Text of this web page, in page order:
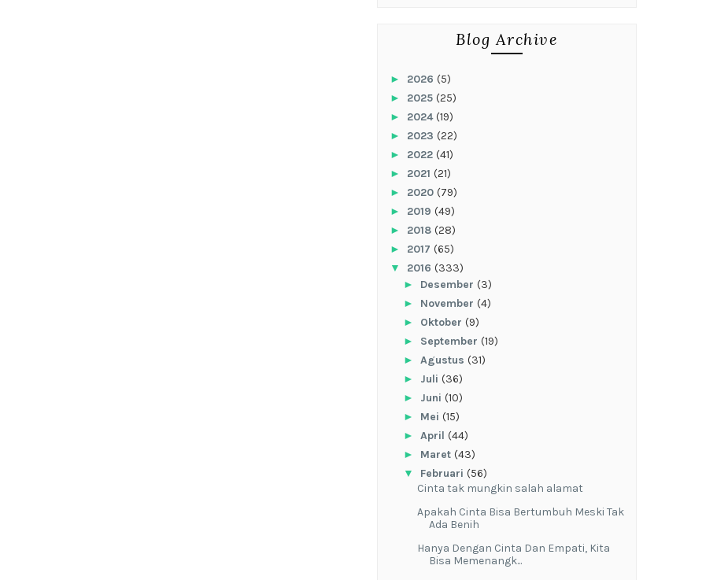
Blog Archive
► 2026 (5)
► 2025 (25)
► 2024(19)
► 2023 (22)
► 2022 (41)
► 2021 (21)
► 2020 (79)
► 2019 (49)
► 2018 (28)
► 2017 (65)
▼ 2016 (333)
► Desember (3)
► November (4)
► Oktober (9)
► September (19)
► Agustus (31)
► Juli (36)
► Juni (10)
► Mei (15)
► April (44)
► Maret (43)
▼ Februari (56)
Cinta tak mungkin salah alamat
Apakah Cinta Bisa Bertumbuh Meski Tak
Ada Benih
Hanya Dengan Cinta Dan Empati, Kita
Bisa Memenangk...